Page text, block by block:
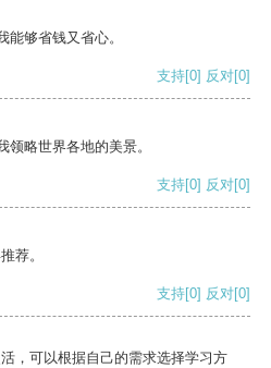
够省钱又省心。
支持[0] 反对[0]
略世界各地的美景。
支持[0] 反对[0]
荐。
支持[0] 反对[0]
，可以根据自己的需求选择学习方